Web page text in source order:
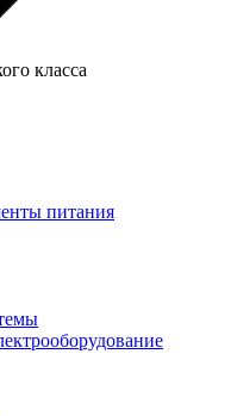
класса
питания